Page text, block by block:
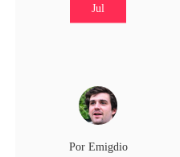
Jul
Por Emigdio